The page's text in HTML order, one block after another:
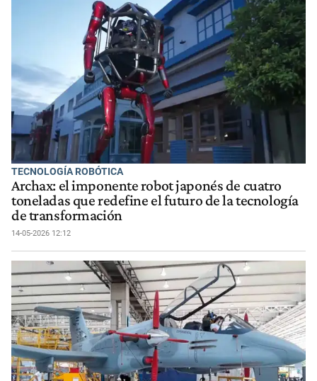
TECNOLOGÍA ROBÓTICA
Archax: el imponente robot japonés de cuatro
toneladas que redefine el futuro de la tecnología
de transformación
14-05-2026 12:12